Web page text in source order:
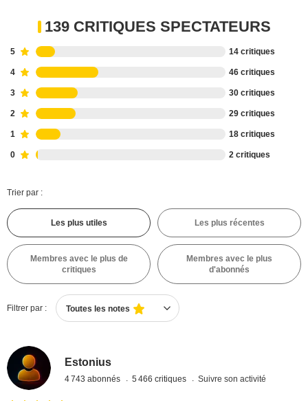
139 CRITIQUES SPECTATEURS
5 14 critiques
4 46 critiques
3 30 critiques
2 29 critiques
1 18 critiques
0 2 critiques
Trier par :
Les plus utiles Les plus récentes
Membres avec le plus de
critiques
Membres avec le plus
d'abonnés
Filtrer par : Toutes les notes
Estonius
4 743 abonnés 5 466 critiques Suivre son activité